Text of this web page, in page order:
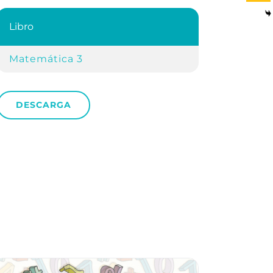
Libro
Matemática 3
DESCARGA